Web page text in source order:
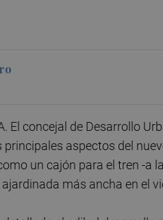
El concejal de Desarrollo
principales aspectos del
un cajón para el tren -a
más ancha en el